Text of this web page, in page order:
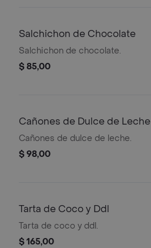
Salchichon de Chocolate
Salchichon de chocolate.
$ 85,00
Cañones de Dulce de Leche
Cañones de dulce de leche.
$ 98,00
Tarta de Coco y Ddl
Tarta de coco y ddl.
$ 165,00